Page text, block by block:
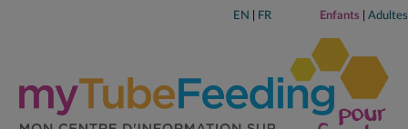
EN FR Enfants Adultes